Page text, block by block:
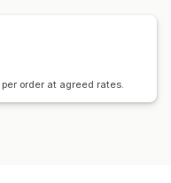
order at agreed rates.